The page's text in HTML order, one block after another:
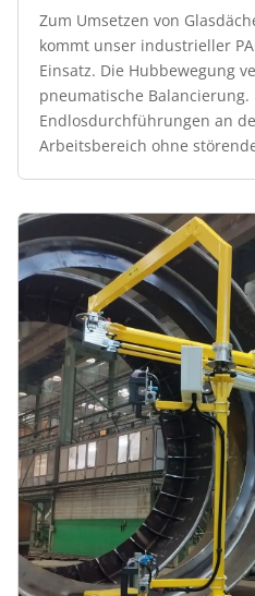
Zum Umsetzen von
kommt unser industrieller
Einsatz. Die Hubbewegung
pneumatische Balancierung.
Endlosdurchführungen an
Arbeitsbereich ohne